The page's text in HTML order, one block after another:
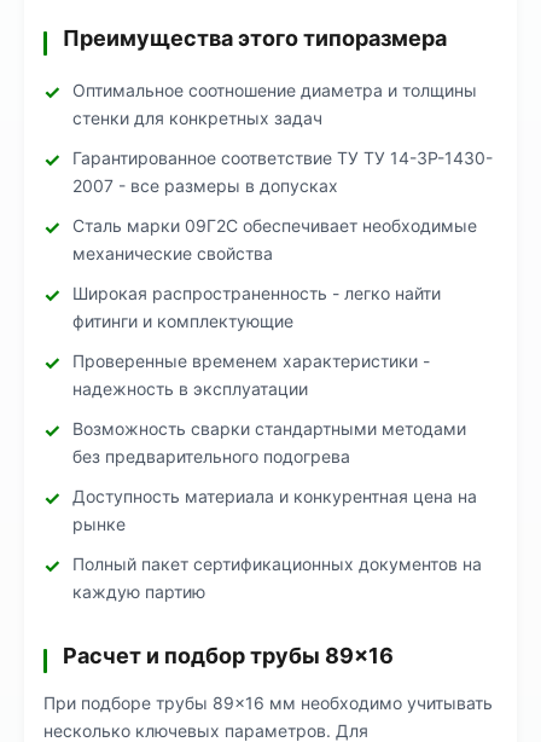
Преимущества этого типоразмера
Оптимальное соотношение диаметра и толщины
стенки для конкретных задач
Гарантированное соответствие ТУ ТУ 14-3Р-1430-
2007 - все размеры в допусках
Сталь марки 09Г2С обеспечивает необходимые
механические свойства
Широкая распространенность - легко найти
фитинги и комплектующие
Проверенные временем характеристики -
надежность в эксплуатации
Возможность сварки стандартными методами
без предварительного подогрева
Доступность материала и конкурентная цена на
рынке
Полный пакет сертификационных документов на
каждую партию
Расчет и подбор трубы 89×16
При подборе трубы 89×16 мм необходимо учитывать
несколько ключевых параметров. Для